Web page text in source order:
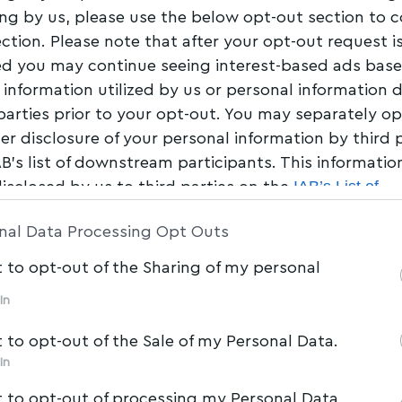
by us, please use the below opt-out section to
Please note that after your opt-out request is
you may continue seeing interest-based ads
information utilized by us or personal information
prior to your opt-out. You may separately
disclosure of your personal information by third
list of downstream participants. This
by us to third parties on the IAB’s List of
Data Processing Opt Outs
to opt-out of the Sharing of my personal
to opt-out of the Sale of my Personal Data.
to opt-out of processing my Personal Data
με ζώα στη
Share 0 Min Read